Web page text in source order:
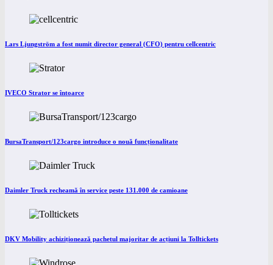
Lars Ljungström a fost numit director general (CFO) pentru cellcentric
IVECO Strator se întoarce
BursaTransport/123cargo introduce o nouă funcționalitate
Daimler Truck recheamă în service peste 131.000 de camioane
DKV Mobility achiziționează pachetul majoritar de acțiuni la Tolltickets